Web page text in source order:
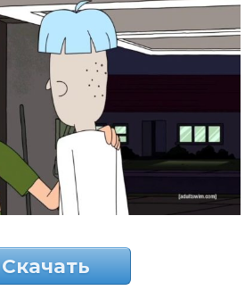
Скачать